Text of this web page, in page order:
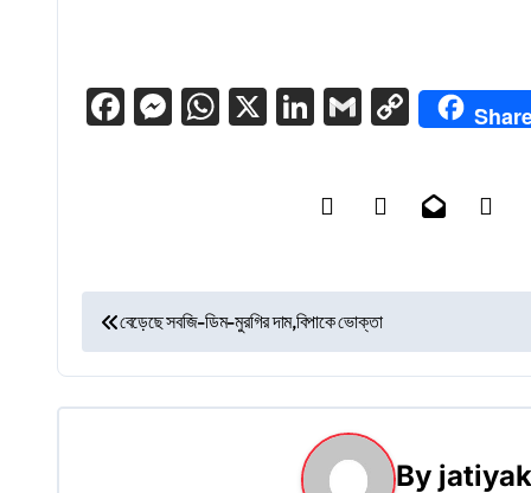
Facebook
Messenger
WhatsApp
X LinkedIn
Gmail
Copy
P
o
s
বেড়েছে সবজি-ডিম-মুরগির দাম,বিপাকে ভোক্তা
By